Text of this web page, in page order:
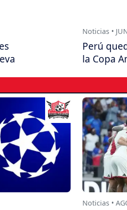
Noticias •
Perú
la Copa
Noticias •